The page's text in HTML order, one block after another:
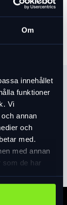
Om
innehållet
funktioner
Vi
annan
och
med.
med annan
som de har
x 35.5 x 31 cm